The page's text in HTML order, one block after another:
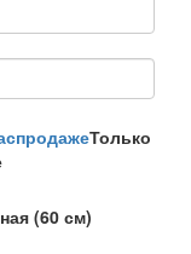
Только
(60 см)